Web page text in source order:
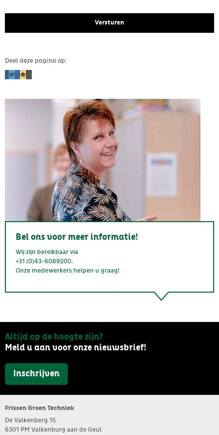
Deel deze pagina op:
Bel ons voor meer informatie!
Wij zijn bereikbaar via
+31 (0)43-6089200.
Onze medewerkers helpen u graag!
Altijd op de hoogte zijn?
Meld u aan voor onze nieuwsbrief!
Inschrijven
Frissen Groen Techniek
De Valkenberg 15
6301 PM Valkenburg aan de Geul